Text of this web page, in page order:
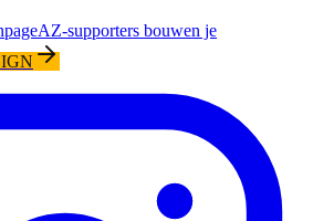
AZ-supporters bouwen je